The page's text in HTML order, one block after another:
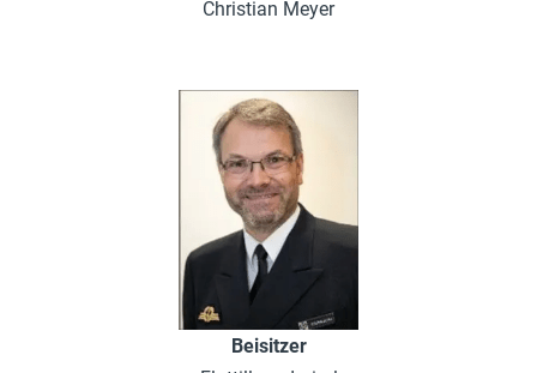
Christian Meyer
Beisitzer